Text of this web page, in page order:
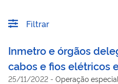
Filtrar
Inmetro e órgãos
cabos e fios elétricos
25/11/2022 - Operação